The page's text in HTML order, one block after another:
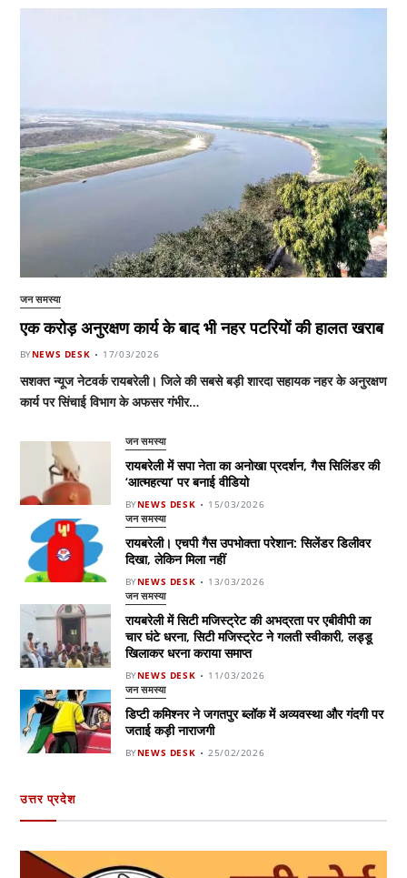
जन समस्या
एक करोड़ अनुरक्षण कार्य के बाद भी नहर पटरियों की हालत खराब
BYNEWS DESK 17/03/2026
सशक्त न्यूज नेटवर्क रायबरेली। जिले की सबसे बड़ी शारदा सहायक नहर के अनुरक्षण
कार्य पर सिंचाई विभाग के अफसर गंभीर…
जन समस्या
रायबरेली में सपा नेता का अनोखा प्रदर्शन, गैस सिलिंडर की
‘आत्महत्या’ पर बनाई वीडियो
BYNEWS DESK 15/03/2026
जन समस्या
रायबरेली। एचपी गैस उपभोक्ता परेशान: सिलेंडर डिलीवर
दिखा, लेकिन मिला नहीं
BYNEWS DESK 13/03/2026
जन समस्या
रायबरेली में सिटी मजिस्ट्रेट की अभद्रता पर एबीवीपी का
चार घंटे धरना, सिटी मजिस्ट्रेट ने गलती स्वीकारी, लड्डू
खिलाकर धरना कराया समाप्त
BYNEWS DESK 11/03/2026
जन समस्या
डिप्टी कमिश्नर ने जगतपुर ब्लॉक में अव्यवस्था और गंदगी पर
जताई कड़ी नाराजगी
BYNEWS DESK 25/02/2026
उत्तर प्रदेश